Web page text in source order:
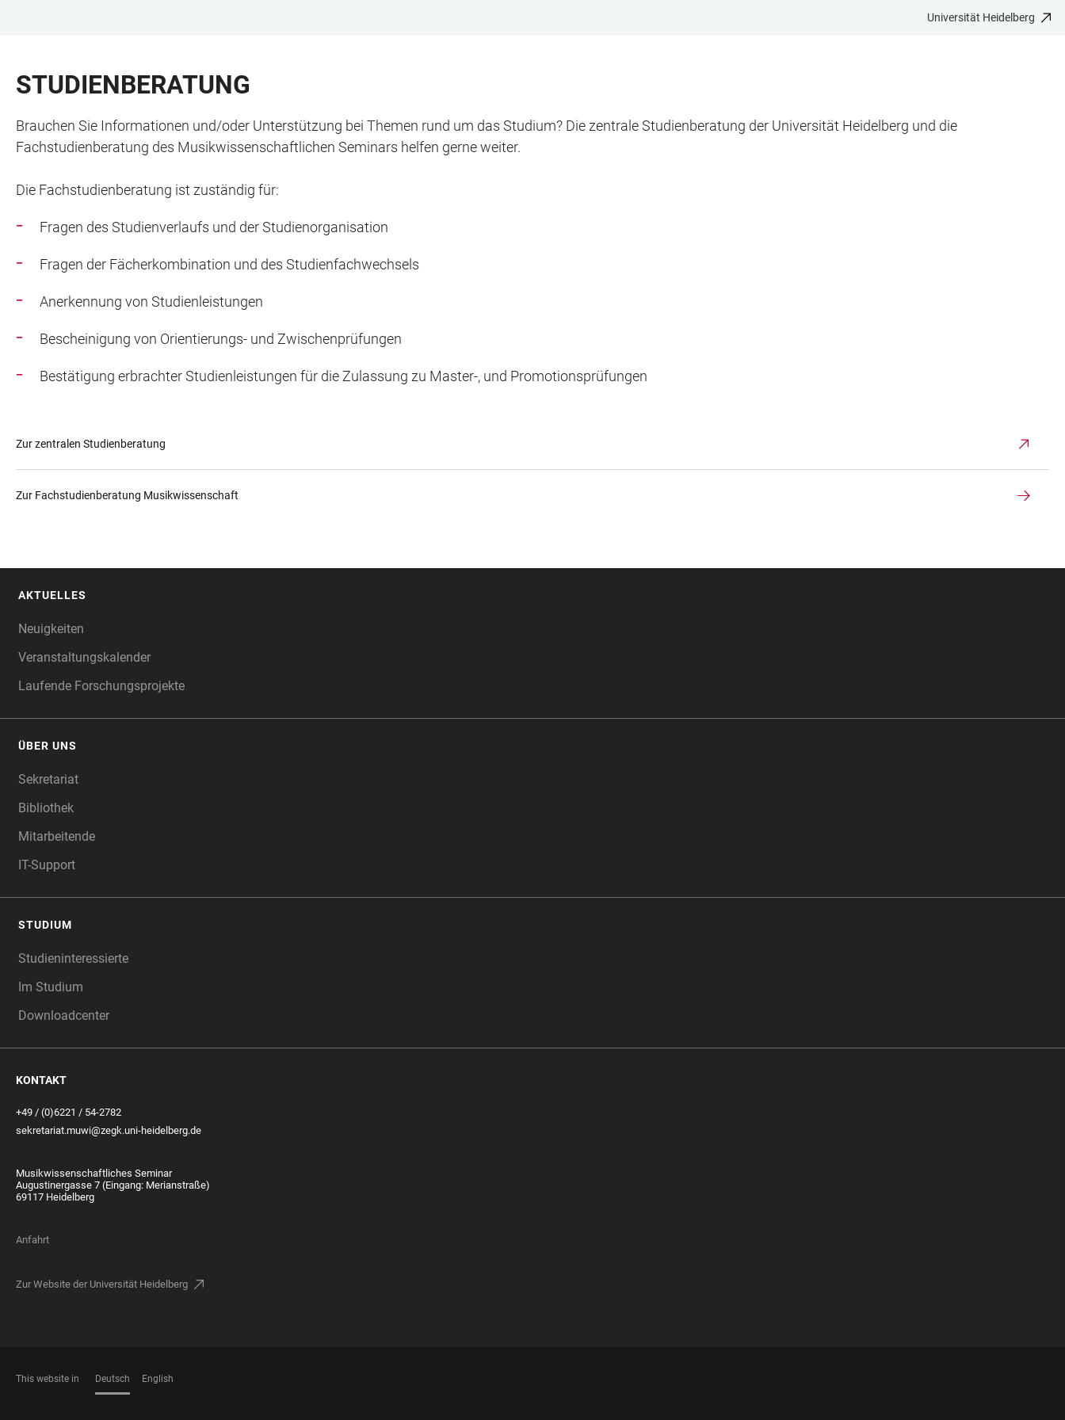
BARRIEREFREIHEIT
Universität Heidelberg
STUDIENBERATUNG
Brauchen Sie Informationen und/oder Unterstützung bei Themen rund um das Studium? Die zentrale Studienberatung der Universität Heidelberg und die
Fachstudienberatung des Musikwissenschaftlichen Seminars helfen gerne weiter.
Die Fachstudienberatung ist zuständig für:
Fragen des Studienverlaufs und der Studienorganisation
Fragen der Fächerkombination und des Studienfachwechsels
Anerkennung von Studienleistungen
Bescheinigung von Orientierungs- und Zwischenprüfungen
Bestätigung erbrachter Studienleistungen für die Zulassung zu Master-, und Promotionsprüfungen
Zur zentralen Studienberatung
Zur Fachstudienberatung Musikwissenschaft
AKTUELLES
Neuigkeiten
Veranstaltungskalender
Laufende Forschungsprojekte
ÜBER UNS
Sekretariat
Bibliothek
Mitarbeitende
IT-Support
STUDIUM
Studieninteressierte
Im Studium
Downloadcenter
KONTAKT
+49 / (0)6221 / 54-2782
sekretariat.muwi@zegk.uni-heidelberg.de
Musikwissenschaftliches Seminar
Augustinergasse 7 (Eingang: Merianstraße)
69117 Heidelberg
Anfahrt
Zur Website der Universität Heidelberg
This website in Deutsch English